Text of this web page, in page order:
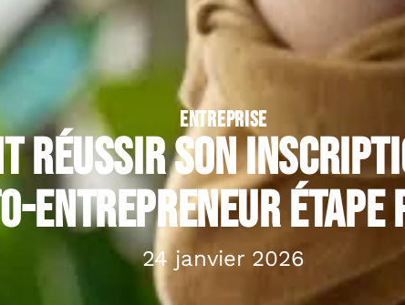
ENTREPRISE
réussir son
entrepreneur étape
24 janvier 2026